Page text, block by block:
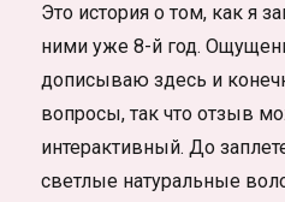
Это история о том, как я
ними уже 8-й год.
дописываю здесь и
вопросы, так что отзыв
интерактивный. До
светлые натуральные